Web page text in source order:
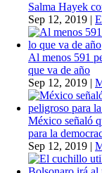
Salma Hayek
Sep 12, 2019 |
Al menos 591
que va de año
Sep 12, 2019 |
México señaló
para la
Sep 12, 2019 |